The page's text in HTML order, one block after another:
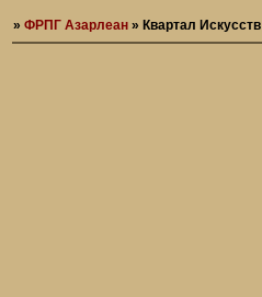
»ФРПГ Азарлеан » Квартал Искусств